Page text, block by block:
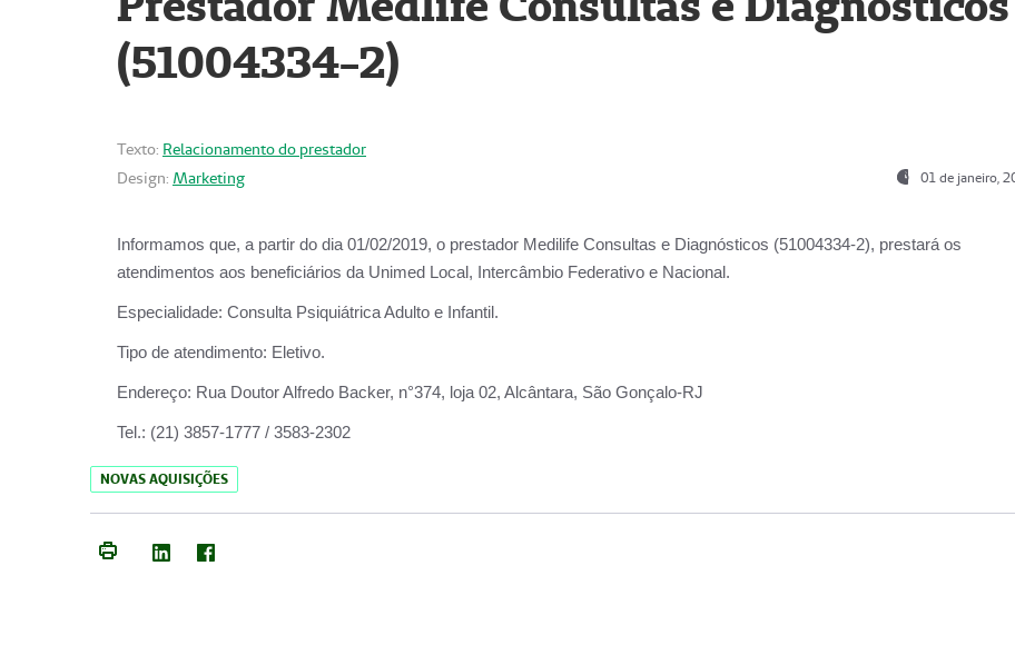
(51004334-2)
Texto: Relacionamento do prestador
Design: Marketing 01 de janeiro,
Informamos que, a partir do dia 01/02/2019, o prestador Medilife Consultas e Diagnósticos (51004334-2), prestará os
atendimentos aos beneficiários da Unimed Local, Intercâmbio Federativo e Nacional.
Especialidade: Consulta Psiquiátrica Adulto e Infantil.
Tipo de atendimento: Eletivo.
Endereço: Rua Doutor Alfredo Backer, n°374, loja 02, Alcântara, São Gonçalo-RJ
Tel.: (21) 3857-1777 / 3583-2302
NOVAS AQUISIÇÕES